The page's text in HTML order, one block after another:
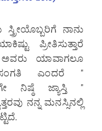
ನಾನು
ಪ್ರೀತಿಸುತ್ತಾರೆ
ಅವರು ಯಾವಾಗಲೂ
ಸಂಗತಿ ಎಂದರೆ "
ನಿಷ್ಠೆ ಜ್ಯಾಸ್ತಿ "
ನನ್ನ ಮನಸ್ಸಿನಲ್ಲಿ